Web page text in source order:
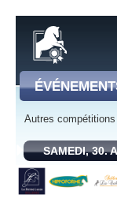
Autres
SAMEDI, 30.